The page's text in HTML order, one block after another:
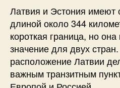
Латвия и Эстония имеют
длиной около 344
короткая граница, но
значение для двух
расположение Латвии
важным транзитным